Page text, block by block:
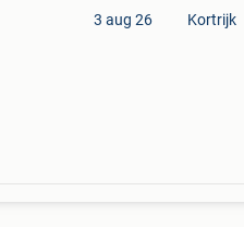
3 aug 26 Kortrijk